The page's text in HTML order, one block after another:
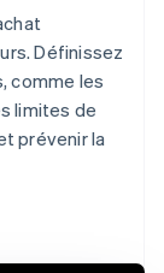
Définissez
comme les
limites de
prévenir la